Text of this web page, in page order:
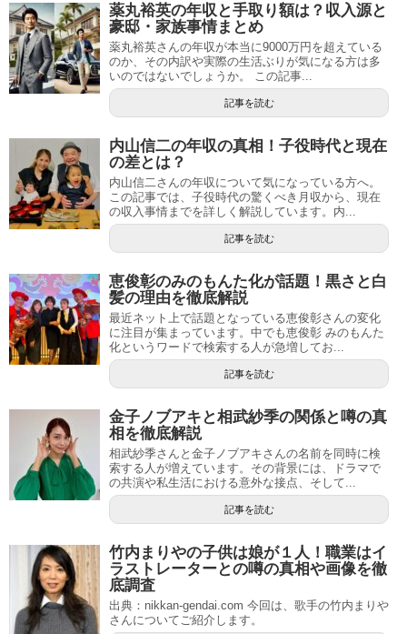
薬丸裕英の年収と手取り額は？収入源と
豪邸・家族事情まとめ
薬丸裕英さんの年収が本当に9000万円を超えている
のか、その内訳や実際の生活ぶりが気になる方は多
いのではないでしょうか。 この記事...
記事を読む
内山信二の年収の真相！子役時代と現在
の差とは？
内山信二さんの年収について気になっている方へ。
この記事では、子役時代の驚くべき月収から、現在
の収入事情までを詳しく解説しています。内...
記事を読む
恵俊彰のみのもんた化が話題！黒さと白
髪の理由を徹底解説
最近ネット上で話題となっている恵俊彰さんの変化
に注目が集まっています。中でも恵俊彰 みのもんた
化というワードで検索する人が急増してお...
記事を読む
金子ノブアキと相武紗季の関係と噂の真
相を徹底解説
相武紗季さんと金子ノブアキさんの名前を同時に検
索する人が増えています。その背景には、ドラマで
の共演や私生活における意外な接点、そして...
記事を読む
竹内まりやの子供は娘が１人！職業はイ
ラストレーターとの噂の真相や画像を徹
底調査
出典：nikkan-gendai.com 今回は、歌手の竹内まりや
さんについてご紹介します。